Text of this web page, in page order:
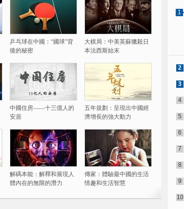
乒乓球在中國：“國球”背
後的秘密
大棋局：中美英蘇獵殺日
本法西斯始末
中國住房——十三億人的
安居
五年規劃：呈現出中國經
濟增長的強大動力
解碼本能：解釋和展現人
體內在的無限的潛力
傳家：體驗最中國的生活
情趣和生活智慧
1
2
3
4
5
6
7
8
9
10